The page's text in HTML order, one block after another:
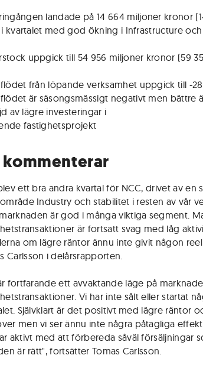
landade på 14 664 miljoner kronor
kvartalet med god ökning i Infrastructure
uppgick till 54 956 miljoner kronor (59
från löpande verksamhet uppgick till -
är säsongsmässigt negativt men bättre
av lägre investeringar i
fastighetsprojekt
ett bra andra kvartal för NCC, drivet av en
Industry och stabilitet i resten av vår
är god i många viktiga segment.
är fortsatt svag med låg
om lägre räntor ännu inte givit någon
Carlsson i delårsrapporten.
fortfarande ett avvaktande läge på
Vi har inte sålt eller startat
Självklart är det positivt med lägre räntor
men vi ser ännu inte några påtagliga
aktivt med att förbereda såväl försäljningar
är rätt", fortsätter Tomas Carlsson.